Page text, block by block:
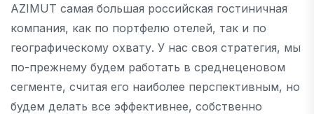
AZIMUT самая большая российская гостиничная
компания, как по портфелю отелей, так и по
географическому охвату. У нас своя стратегия, мы
по-прежнему будем работать в среднеценовом
сегменте, считая его наиболее перспективным, но
будем делать все эффективнее, собственно